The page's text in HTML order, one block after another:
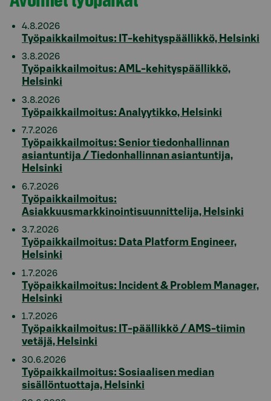
4.8.2026
Työpaikkailmoitus: IT-kehityspäällikkö, Helsinki
3.8.2026
Työpaikkailmoitus: AML-kehityspäällikkö,
Helsinki
3.8.2026
Työpaikkailmoitus: Analyytikko, Helsinki
7.7.2026
Työpaikkailmoitus: Senior tiedonhallinnan
asiantuntija / Tiedonhallinnan asiantuntija,
Helsinki
6.7.2026
Työpaikkailmoitus:
Asiakkuusmarkkinointisuunnittelija, Helsinki
3.7.2026
Työpaikkailmoitus: Data Platform Engineer,
Helsinki
1.7.2026
Työpaikkailmoitus: Incident & Problem Manager,
Helsinki
1.7.2026
Työpaikkailmoitus: IT‑päällikkö / AMS-tiimin
vetäjä, Helsinki
30.6.2026
Työpaikkailmoitus: Sosiaalisen median
sisällöntuottaja, Helsinki